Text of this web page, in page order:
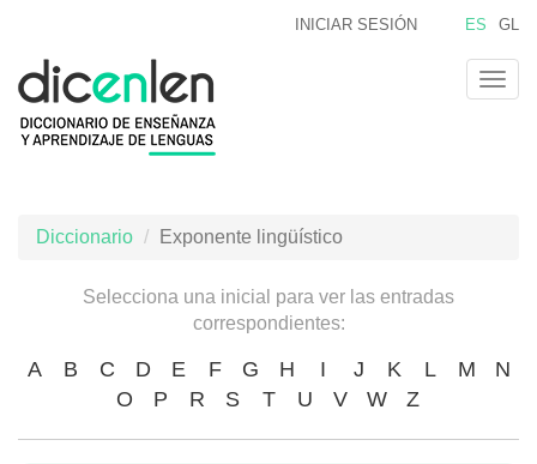
contenido
principal
ES GL
INICIAR SESIÓN
Diccionario Exponente lingüístico
Selecciona una inicial para ver las entradas
correspondientes:
A B C D E F G H I J K L M
N
O
P R S T U V W Z